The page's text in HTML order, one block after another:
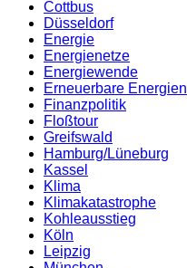
Cottbus
Düsseldorf
Energie
Energienetze
Energiewende
Erneuerbare Energien
Finanzpolitik
Floßtour
Greifswald
Hamburg/Lüneburg
Kassel
Klima
Klimakatastrophe
Kohleausstieg
Köln
Leipzig